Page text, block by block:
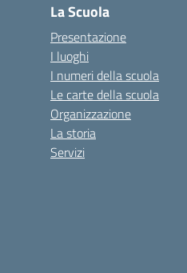
La Scuola
Presentazione
I luoghi
I numeri della scuola
Le carte della scuola
Organizzazione
La storia
Servizi